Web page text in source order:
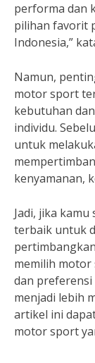
performa dan
pilihan favorit
Indonesia,”
Namun,
motor sport
kebutuhan
individu.
untuk
kenyamanan,
Jadi, jika
terbaik untuk
memilih motor
dan preferensi
menjadi lebih
artikel ini
motor sport